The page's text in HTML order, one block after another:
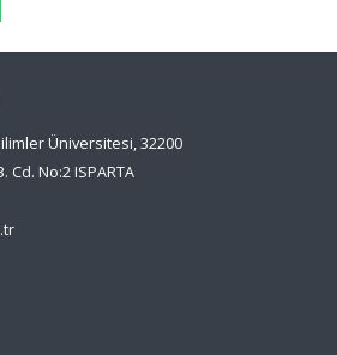
Üniversitesi, 32200
Cd. No:2 ISPARTA